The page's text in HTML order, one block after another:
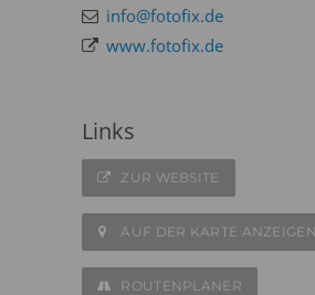
info@fotofix.de
www.fotofix.de
Links
ZUR WEBSITE
AUF DER KARTE ANZEIGEN
ROUTENPLANER